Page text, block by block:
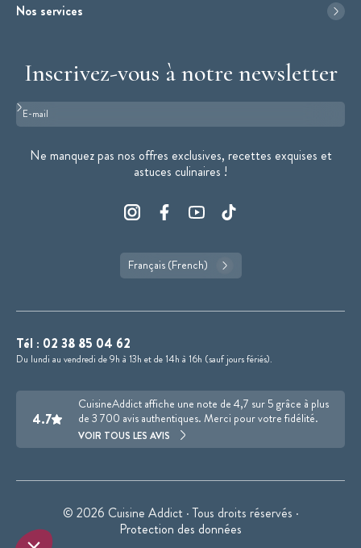
Nos services
Inscrivez-vous à notre newsletter
Format : adresse@email.com
Ne manquez pas nos offres exclusives, recettes exquises et
astuces culinaires !
Français (French)
Tél : 02 38 85 04 62
Du lundi au vendredi de 9h à 13h et de 14h à 16h (sauf jours fériés).
4.7
CuisineAddict affiche une note de 4,7 sur 5 grâce à plus
de 3 700 avis authentiques. Merci pour votre fidélité.
VOIR TOUS LES AVIS
© 2026 Cuisine Addict · Tous droits réservés ·
Protection des données